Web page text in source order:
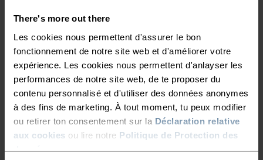
There's more out there
Les cookies nous permettent d'assurer le bon
fonctionnement de notre site web et d'améliorer votre
expérience. Les cookies nous permettent d'anlayser les
performances de notre site web, de te proposer du
contenu personnalisé et d'utiliser des données anonymes
à des fins de marketing. À tout moment, tu peux modifier
ou retirer ton consentement sur la Déclaration relative
aux cookies ou lire notre Politique de Protection des
technique et confortable pour les longues
EN PARFAITE HARMONIE
Des vêtements confortables et polyvalents qui